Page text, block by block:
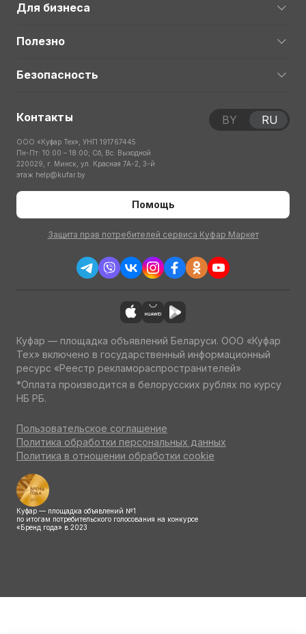
Для бизнеса
Полезно
Безопасность
Контакты
ООО «Куфар Тех», УНП 191767445
Пн-Пт: 10:00 – 18:00; Сб, Вс: Выходной
220029, г. Минск, ул. Красная 7А-2, 3-й
этаж help@kufar.by
Помощь
Защита прав потребителей сервиса Куфар Маркет
BY RU
Куфар — площадка объявлений Беларуси. ООО «Куфар
Тех» включено в государственный информационный
ресурс «Реестр рекламораспространителей»
*Оплата производится в белорусских рублях по курсу
НБ РБ.
Пользовательское соглашение
Политика обработки персональных данных
Политика в отношении обработки cookie
Куфар — площадка объявлений №1
по итогам потребительского голосования на конкурсе
«Бренд года» в 2023